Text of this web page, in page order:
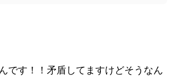
です！！ 矛盾してますけどそうなん